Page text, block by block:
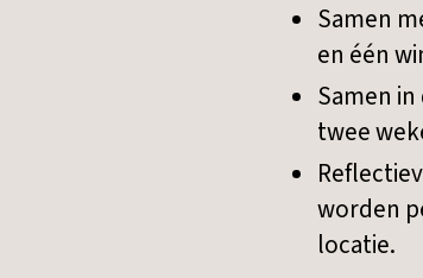
Samen
en één
Samen
twee
worden
locatie.